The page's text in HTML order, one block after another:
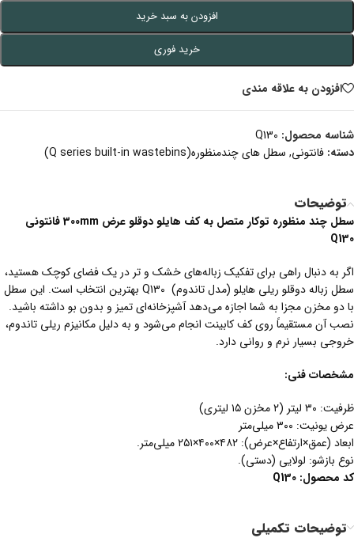
افزودن به سبد خرید
خرید فوری
افزودن به علاقه مندی
شناسه محصول: Q130
دسته: فانتونی, سطل های چندمنظوره(Q series built-in wastebins)
توضیحات
سطل چند منظوره توکار متصل به کف هایلو دوقلو عرض 300mm فانتونی
Q130
اگر به دنبال راهی برای تفکیک زباله‌های خشک و تر در یک فضای کوچک هستید،
سطل زباله دوقلو ریلی هایلو (مدل تاندوم) Q130 بهترین انتخاب است. این سطل
با دو مخزن مجزا به شما اجازه می‌دهد آشپزخانه‌ای تمیز و بدون بو داشته باشید.
نصب آن مستقیماً روی کف کابینت انجام می‌شود و به دلیل مکانیزم ریلی تاندوم،
خروجی بسیار نرم و روانی دارد.
مشخصات فنی:
ظرفیت: ۳۰ لیتر (۲ مخزن ۱۵ لیتری)
عرض یونیت: ۳۰۰ میلی‌متر
ابعاد (عمق×ارتفاع×عرض): ۴۸۲×۴۰۰×۲۵۱ میلی‌متر.
نوع بازشو: لولایی (دستی).
کد محصول:
Q130
توضیحات تکمیلی